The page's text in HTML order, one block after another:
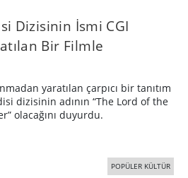
Dizisinin İsmi CGI
Bir Filmle
yaratılan çarpıcı bir tanıtım
dizisinin adının “The Lord of the
olacağını duyurdu.
POPÜLER KÜLTÜR